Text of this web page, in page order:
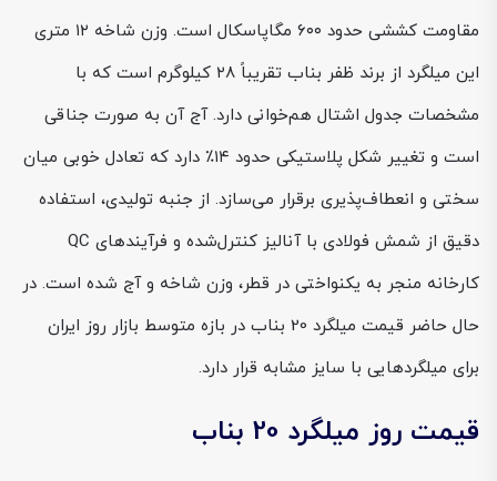
مقاومت کششی حدود ۶۰۰ مگاپاسکال است. وزن شاخه ۱۲ متری
این میلگرد از برند ظفر بناب تقریباً ۲۸ کیلوگرم است که با
مشخصات جدول اشتال هم‌خوانی دارد. آج آن به صورت جناقی
است و تغییر شکل پلاستیکی حدود ۱۴٪ دارد که تعادل خوبی میان
سختی و انعطاف‌پذیری برقرار می‌سازد. از جنبه تولیدی، استفاده
دقیق از شمش فولادی با آنالیز کنترل‌شده و فرآیندهای QC
کارخانه منجر به یکنواختی در قطر، وزن شاخه و آج شده است. در
حال حاضر قیمت میلگرد 20 بناب در بازه متوسط بازار روز ایران
برای میلگردهایی با سایز مشابه قرار دارد.
قیمت روز میلگرد 20 بناب